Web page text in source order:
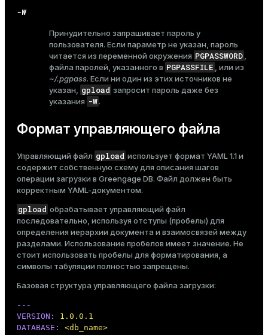
-W
Принудительно запрашивает пароль у
пользователя. Если параметр не указан, пароль
читается из переменной окружения PGPASSWORD
файла паролей, указанного в PGPASSFILE
, или из
~/.pgpass. Если ни один из этих источников не
указан,
gpload запросит пароль даже без
указания -W.
Формат управляющего файла
Управляющий файл gpload использует формат YAML 1.1 и
содержит собственную схему для описания шагов
операции загрузки в Greengage DB. Файл должен быть
корректным YAML-документом.
gpload обрабатывает управляющий файл
последовательно, используя отступы (пробелы) для
определения иерархии документа и взаимосвязей между
разделами. Использование пробелов имеет значение. Не
стоит использовать пробелы для форматирования, а
символы табуляции полностью запрещены.
Базовая структура управляющего файла загрузки:
---
VERSION:
1.0 .0 .1
DATABASE:
<db_name>